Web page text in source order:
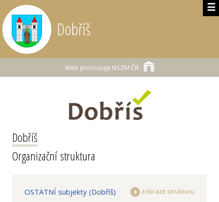
☰
Dobříš
Web provozuje NSZM ČR
Dobříš
Organizační struktura
zobrazit strukturu
OSTATNÍ subjekty (Dobříš)